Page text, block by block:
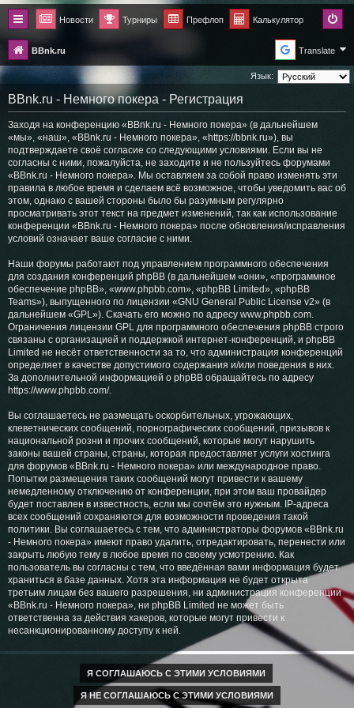
Новости Турниры Префлоп Калькулятор
BBnk.ru Translate
Язык:
BBnk.ru - Немного покера - Регистрация
Заходя на конференцию «BBnk.ru - Немного покера» (в дальнейшем
«мы», «наш», «BBnk.ru - Немного покера», «https://bbnk.ru»), вы
подтверждаете своё согласие со следующими условиями. Если вы не
согласны с ними, пожалуйста, не заходите и не пользуйтесь форумами
«BBnk.ru - Немного покера». Мы оставляем за собой право изменять эти
правила в любое время и сделаем всё возможное, чтобы уведомить вас об
этом, однако с вашей стороны было бы разумным регулярно
просматривать этот текст на предмет изменений, так как использование
конференции «BBnk.ru - Немного покера» после обновления/исправления
условий означает ваше согласие с ними.
Наши форумы работают под управлением программного обеспечения
для создания конференций phpBB (в дальнейшем «они», «программное
обеспечение phpBB», «www.phpbb.com», «phpBB Limited», «phpBB
Teams»), выпущенного по лицензии «GNU General Public License v2» (в
дальнейшем «GPL»). Скачать его можно по адресу www.phpbb.com.
Ограничения лицензии GPL для программного обеспечения phpBB строго
связаны с организацией и поддержкой интернет-конференций, и phpBB
Limited не несёт ответственности за то, что администрация конференций
определяет в качестве допустимого содержания и/или поведения в них.
За дополнительной информацией о phpBB обращайтесь по адресу
https://www.phpbb.com/.
Вы соглашаетесь не размещать оскорбительных, угрожающих,
клеветнических сообщений, порнографических сообщений, призывов к
национальной розни и прочих сообщений, которые могут нарушить
законы вашей страны, страны, которая предоставляет услуги хостинга
для форумов «BBnk.ru - Немного покера» или международное право.
Попытки размещения таких сообщений могут привести к вашему
немедленному отключению от конференции, при этом ваш провайдер
будет поставлен в известность, если мы сочтём это нужным. IP-адреса
всех сообщений сохраняются для возможности проведения такой
политики. Вы соглашаетесь с тем, что администраторы форумов «BBnk.ru
- Немного покера» имеют право удалить, отредактировать, перенести или
закрыть любую тему в любое время по своему усмотрению. Как
пользователь вы согласны с тем, что введённая вами информация будет
храниться в базе данных. Хотя эта информация не будет открыта
третьим лицам без вашего разрешения, ни администрация конференции
«BBnk.ru - Немного покера», ни phpBB Limited не может быть
ответственна за действия хакеров, которые могут привести к
несанкционированному доступу к ней.